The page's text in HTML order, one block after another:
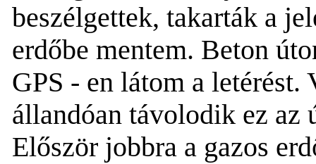
beszélgettek, takarták a
erdőbe mentem. Beton
GPS - en látom a letérést.
állandóan távolodik ez az
Először jobbra a gazos